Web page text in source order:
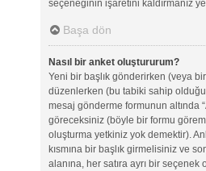
seçeneğinin işaretini kaldırmanız
Başa dön
Nasıl bir anket oluştururum?
Yeni bir başlık gönderirken (veya bir
düzenlerken (bu tabiki sahip
mesaj gönderme formunun altında
göreceksiniz (böyle bir formu
oluşturma yetkiniz yok demektir).
kısmına bir başlık girmelisiniz ve
alanına, her satıra ayrı bir